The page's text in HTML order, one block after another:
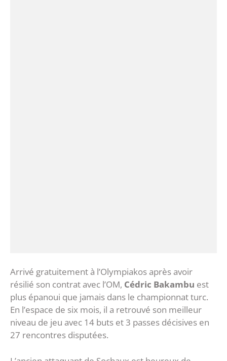
Arrivé gratuitement à l’Olympiakos après avoir
résilié son contrat avec l’OM, Cédric Bakambu est
plus épanoui que jamais dans le championnat turc.
En l’espace de six mois, il a retrouvé son meilleur
niveau de jeu avec 14 buts et 3 passes décisives en
27 rencontres disputées.